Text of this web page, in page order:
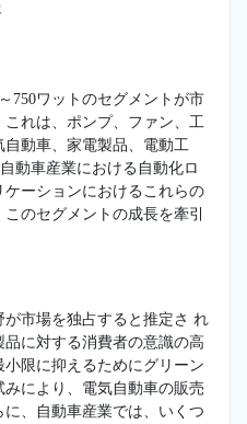
750ワットのセグメントが市
れは、ポンプ、ファン、工
動車、家電製品、電動工
動車産業における自動化ロ
ーションにおけるこれらの
のセグメントの成長を牽引
市場を独占すると推定さ れ
に対する消費者の意識の高
限に抑えるためにグリーン
により、電気自動車の販売
、自動車産業では、いくつ